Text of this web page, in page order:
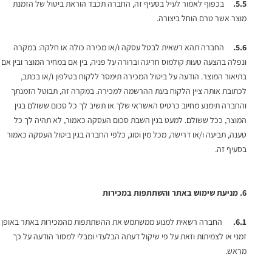
5.5.
בכפוף לאמור לעיל בסעיף זה, החברה תכבד הוראת ביטול של הזמנת
מוצר אשר טרם הוחל ביצורה.
5.6.
החברה תהא רשאית לבטל עסקה ו/או מכירה כולה או חלקה: במקרה
ונפלה בהצעה טעות קולמוס חריגה וברורה על פניה, בין אם במחיר המוצר ובין אם
בתיאור המוצר. הודעה על ביטול המכירה תימסר ללקוח בטלפון ו/או בכתב,
לכתובת אותה ציין הלקוח בעת ההרשמה למכירה. במקרה זה, תבוטל הזמנתך
והחברה תימנע מחיוב כרטיס האשראי שלך או תשיב לך כל סכום ששולם בגין
המוצר, ככל ששולם. למעט בגין השבת סכום העסקה כאמור, לא תהיה לך כל
טענה, תביעה ו/או דרישה, מכל מין וסוג, כלפי החברה בגין ביטול העסקה כאמור
בסעיף זה.
6. מניעת שימוש באתר והשתתפות במכירות
6.1.
החברה רשאית למנוע ממשתמש את ההשתתפות מהמכירות באתר באופן
זמני או לצמיתות וזאת על פי שיקול דעתה הבלעדי ומבלי למסור הודעה על כך
מראש.